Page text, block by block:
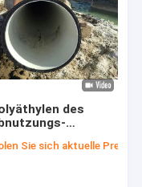
des
Rohr-
Sie sich aktuelle Preis